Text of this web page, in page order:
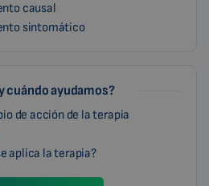
causal
sintomático
cuándo ayudamos?
de acción de la terapia
aplica la terapia?